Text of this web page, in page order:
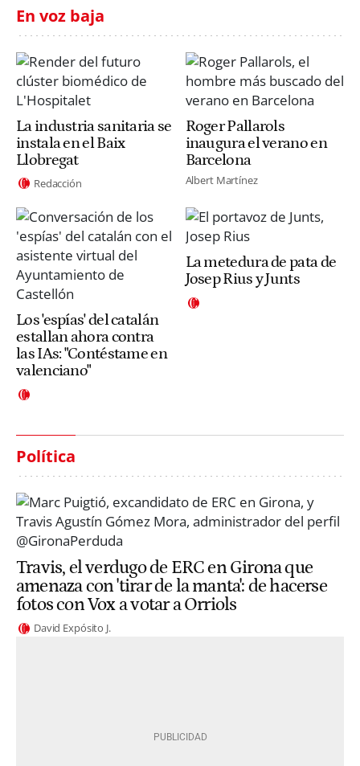
En voz baja
La industria sanitaria se
instala en el Baix
Llobregat
Redacción
Roger Pallarols
inaugura el verano en
Barcelona
Albert Martínez
Los 'espías' del catalán
estallan ahora contra
las IAs: "Contéstame en
valenciano"
La metedura de pata de
Josep Rius y Junts
Política
Travis, el verdugo de ERC en Girona que
amenaza con 'tirar de la manta': de hacerse
fotos con Vox a votar a Orriols
David Expósito J.